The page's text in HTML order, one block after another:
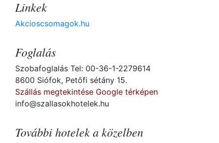
Linkek
Akcioscsomagok.hu
Foglalás
Szobafoglalás Tel: 00-36-1-2279614
8600 Siófok, Petőfi sétány 15.
Szállás megtekintése Google térképen
info@szallasokhotelek.hu
További hotelek a közelben